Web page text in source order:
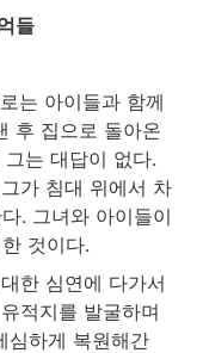
들
는 아이들과 함께
후 집으로 돌아온
는 대답이 없다.
가 침대 위에서 차
. 그녀와 아이들이
것이다.
한 심연에 다가서
적지를 발굴하며
심하게 복원해간